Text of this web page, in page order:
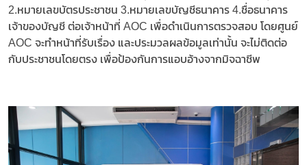
2.หมายเลขบัตรประชาชน 3.หมายเลขบัญชีธนาคาร 4.ชื่อธนาคาร
เจ้าของบัญชี ต่อเจ้าหน้าที่ AOC เพื่อดำเนินการตรวจสอบ โดยศูนย์
AOC จะทำหน้าที่รับเรื่อง และประมวลผลข้อมูลเท่านั้น จะไม่ติดต่อ
กับประชาชนโดยตรง เพื่อป้องกันการแอบอ้างจากมิจฉาชีพ